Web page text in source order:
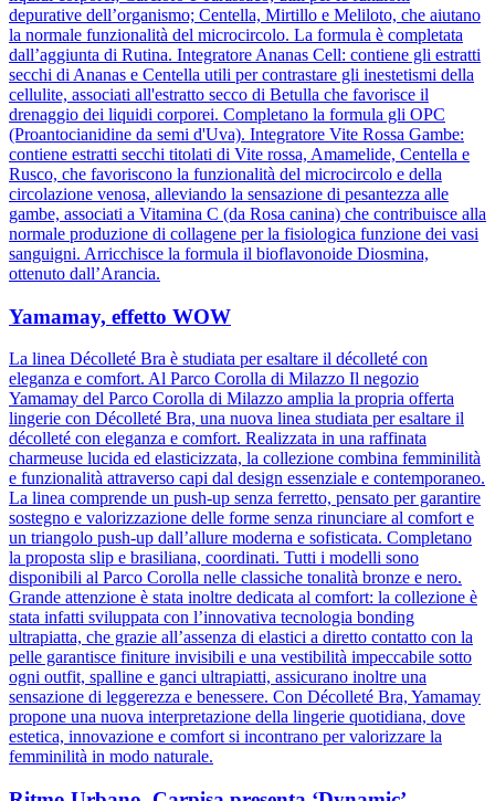
depurative dell’organismo; Centella, Mirtillo e Meliloto, che aiutano
la normale funzionalità del microcircolo. La formula è completata
dall’aggiunta di Rutina. Integratore Ananas Cell: contiene gli estratti
secchi di Ananas e Centella utili per contrastare gli inestetismi della
cellulite, associati all'estratto secco di Betulla che favorisce il
drenaggio dei liquidi corporei. Completano la formula gli OPC
(Proantocianidine da semi d'Uva). Integratore Vite Rossa Gambe:
contiene estratti secchi titolati di Vite rossa, Amamelide, Centella e
Rusco, che favoriscono la funzionalità del microcircolo e della
circolazione venosa, alleviando la sensazione di pesantezza alle
gambe, associati a Vitamina C (da Rosa canina) che contribuisce alla
normale produzione di collagene per la fisiologica funzione dei vasi
sanguigni. Arricchisce la formula il bioflavonoide Diosmina,
ottenuto dall’Arancia.
Yamamay, effetto WOW
La linea Décolleté Bra è studiata per esaltare il décolleté con
eleganza e comfort. Al Parco Corolla di Milazzo Il negozio
Yamamay del Parco Corolla di Milazzo amplia la propria offerta
lingerie con Décolleté Bra, una nuova linea studiata per esaltare il
décolleté con eleganza e comfort. Realizzata in una raffinata
charmeuse lucida ed elasticizzata, la collezione combina femminilità
e funzionalità attraverso capi dal design essenziale e contemporaneo.
La linea comprende un push-up senza ferretto, pensato per garantire
sostegno e valorizzazione delle forme senza rinunciare al comfort e
un triangolo push-up dall’allure moderna e sofisticata. Completano
la proposta slip e brasiliana, coordinati. Tutti i modelli sono
disponibili al Parco Corolla nelle classiche tonalità bronze e nero.
Grande attenzione è stata inoltre dedicata al comfort: la collezione è
stata infatti sviluppata con l’innovativa tecnologia bonding
ultrapiatta, che grazie all’assenza di elastici a diretto contatto con la
pelle garantisce finiture invisibili e una vestibilità impeccabile sotto
ogni outfit, spalline e ganci ultrapiatti, assicurano inoltre una
sensazione di leggerezza e benessere. Con Décolleté Bra, Yamamay
propone una nuova interpretazione della lingerie quotidiana, dove
estetica, innovazione e comfort si incontrano per valorizzare la
femminilità in modo naturale.